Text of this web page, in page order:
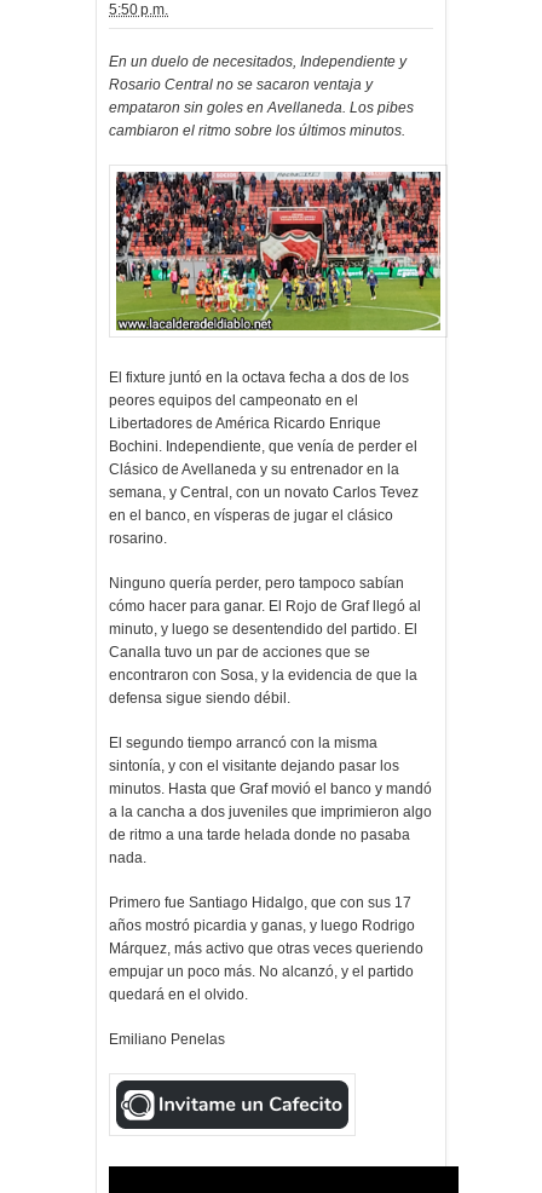
5:50 p.m.
En un duelo de necesitados, Independiente y
Rosario Central no se sacaron ventaja y
empataron sin goles en Avellaneda. Los pibes
cambiaron el ritmo sobre los últimos minutos.
El fixture juntó en la octava fecha a dos de los
peores equipos del campeonato en el
Libertadores de América Ricardo Enrique
Bochini. Independiente, que venía de perder el
Clásico de Avellaneda y su entrenador en la
semana, y Central, con un novato Carlos Tevez
en el banco, en vísperas de jugar el clásico
rosarino.
Ninguno quería perder, pero tampoco sabían
cómo hacer para ganar. El Rojo de Graf llegó al
minuto, y luego se desentendido del partido. El
Canalla tuvo un par de acciones que se
encontraron con Sosa, y la evidencia de que la
defensa sigue siendo débil.
El segundo tiempo arrancó con la misma
sintonía, y con el visitante dejando pasar los
minutos. Hasta que Graf movió el banco y mandó
a la cancha a dos juveniles que imprimieron algo
de ritmo a una tarde helada donde no pasaba
nada.
Primero fue Santiago Hidalgo, que con sus 17
años mostró picardia y ganas, y luego Rodrigo
Márquez, más activo que otras veces queriendo
empujar un poco más. No alcanzó, y el partido
quedará en el olvido.
Emiliano Penelas